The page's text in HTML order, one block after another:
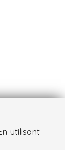
utilisant